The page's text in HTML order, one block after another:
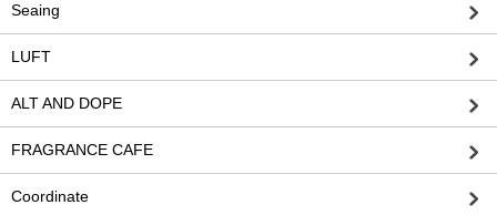
Seaing
LUFT
ALT AND DOPE
FRAGRANCE CAFE
Coordinate